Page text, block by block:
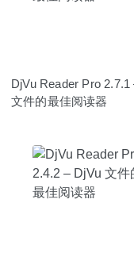
DjVu Reader Pro 2.7.1
文件的最佳阅读器